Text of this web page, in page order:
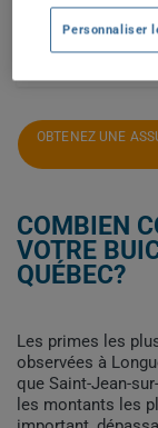
2021
800$
OBTENEZ UNE
COMBIEN
VOTRE
QUÉBEC?
Les primes les
observées à
que Saint-Jean-
les montants les
Personnaliser